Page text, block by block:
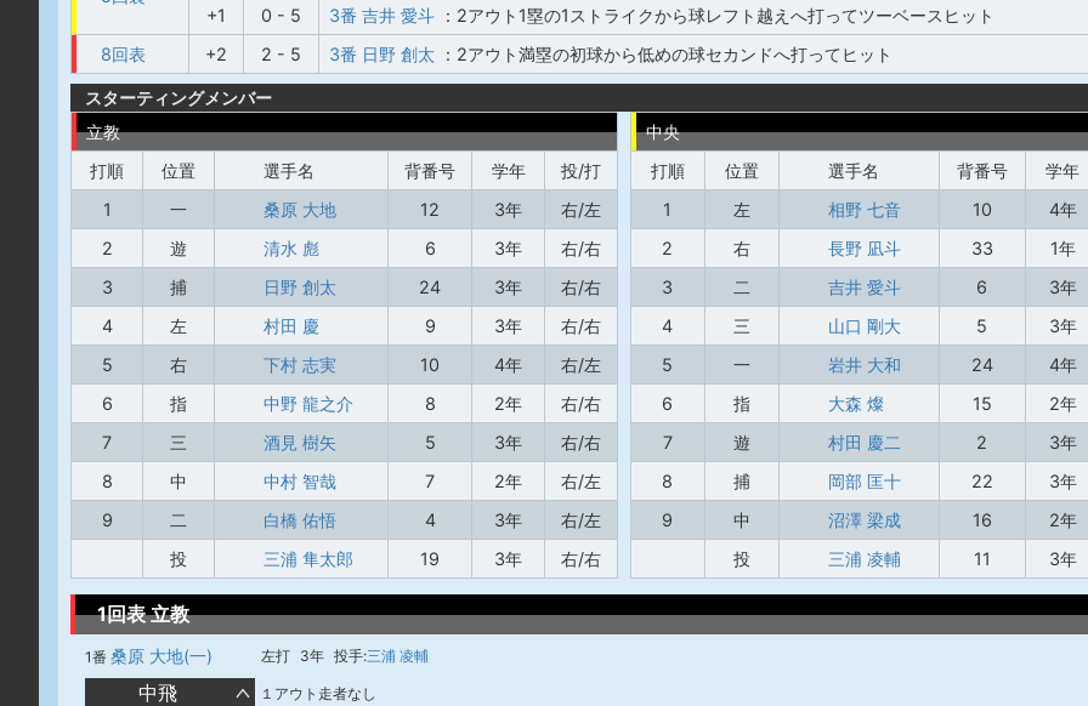
+1
0 - 5 3番 吉井 愛斗 ：2アウト1塁の1ストライクから球レフト越えへ打ってツーベースヒット
8回表
+2 2 - 5 3番 日野 創太 ：2アウト満塁の初球から低めの球セカンドへ打ってヒット
スターティングメンバー
立教
打順
位置 選手名 背番号 学年
投/打
1
一 桑原 大地 12 3年
右/左
2
遊 清水 彪 6 3年
右/右
3
捕 日野 創太 24 3年
右/右
4
左 村田 慶 9 3年
右/右
5
右 下村 志実 10 4年
右/左
6
指 中野 龍之介 8 2年
右/右
7
三 酒見 樹矢 5 3年
右/右
8
中 中村 智哉 7 2年
右/左
9
二 白橋 佑悟 4 3年
右/左
投
三浦 隼太郎 19 3年 右/右
中央
打順
位置 選手名 背番号
学年
1
左 相野 七音 10
4年
2
右 長野 凪斗 33
1年
3
二 吉井 愛斗 6
3年
4
三 山口 剛大 5
3年
5
一 岩井 大和 24
4年
6
指 大森 燦 15
2年
7
遊 村田 慶二 2
3年
8
捕 岡部 匡十 22
3年
9
中 沼澤 梁成 16
2年
投
三浦 凌輔 11 3年
1回表 立教
1番 桑原 大地(一) 左打 3年 投手:三浦 凌輔
中飛 １アウト走者なし